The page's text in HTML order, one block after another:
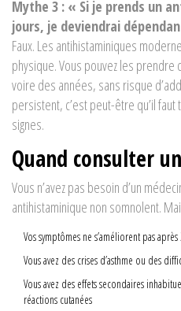
Mythe 3 : « Si je prends un
jours, je deviendrai
Faux. Les antihistaminiques
physique. Vous pouvez les
voire des années, sans risque
persistent, c’est peut-être qu’il
signes.
Quand consulter
Vous n’avez pas besoin d’un
antihistaminique non somnolent.
Vos symptômes ne s’améliorent pas après
Vous avez des crises d’asthme ou des
Vous avez des effets secondaires
réactions cutanées